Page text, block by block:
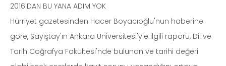
2016'DAN BU YANA ADIM YOK
Hürriyet gazetesinden Hacer Boyacıoğlu'nun haberine
göre, Sayıştay'ın Ankara Üniversitesi'yle ilgili raporu, Dil ve
Tarih Coğrafya Fakültesi'nde bulunan ve tarihi değeri